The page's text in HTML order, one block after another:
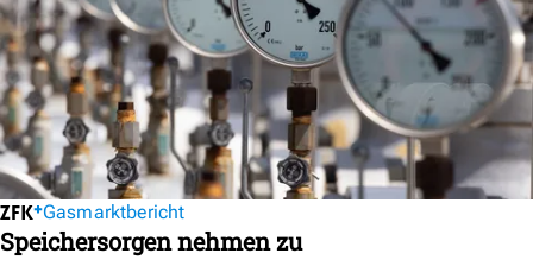
Gasmarktbericht
Speichersorgen nehmen zu